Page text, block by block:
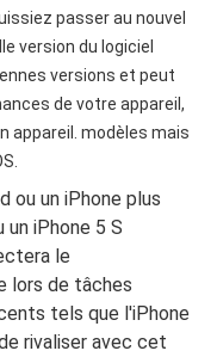
passer au nouvel
version du logiciel
versions et peut
de votre appareil,
appareil. modèles mais
ou un iPhone plus
un iPhone 5 S
le
lors de tâches
tels que l'iPhone
rivaliser avec cet